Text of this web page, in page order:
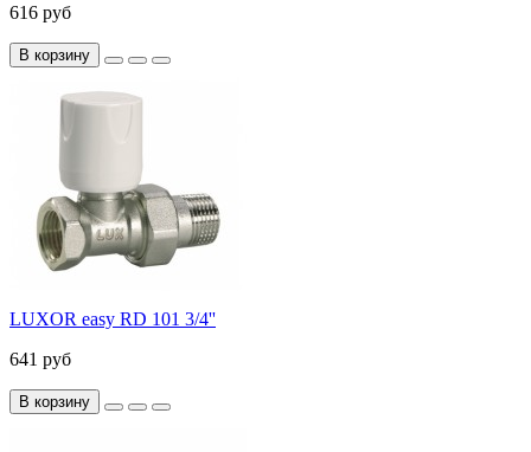
616 руб
В корзину
LUXOR easy RD 101 3/4''
641 руб
В корзину